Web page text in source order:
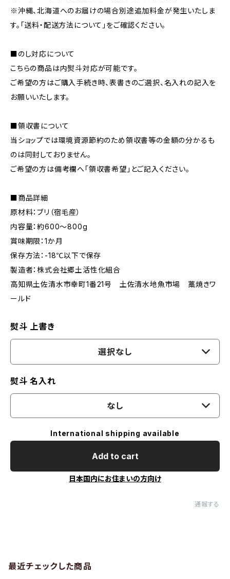
※沖縄、北海道へのお届けの場合別途追加料金が発生いたしま
す。「送料・配送方法について」をご確認ください。
■のし対応について
こちらの商品は内熨斗対応が可能です。
ご希望の方はご購入手続き時、表書きのご選択、名入れの記入を
お願いいたします。
■領収書について
当ショップでは環境資源節約のため領収書等の金額の分かるも
のは同封しておりません。
ご希望の方は備考欄へ「領収書希望」とご記入ください。
■商品詳細
原材料：ブリ（宿毛産）
内容量：約600～800g
賞味期限：1か月
保存方法：-18℃以下で保存
製造者：株式会社郷土活性化組合
高知県土佐清水市幸町1番21号 土佐清水地魚市場 藁焼きワ
ールド
熨斗 上書き
選択なし
熨斗 名入れ
なし
International shipping available
Add to cart
日本国内にお住まいの方向け
通報する
最近チェックした商品